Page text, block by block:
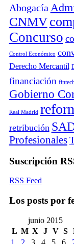
Abogacía
CNMV
Concurso
Control Económico
Derecho Mercantil
financiación
Gobierno
Real Madrid
retribución
Profesionales
Suscripción
RSS Feed
Los posts por
junio 2015
L M X J V S
1 2 3 4 5 6